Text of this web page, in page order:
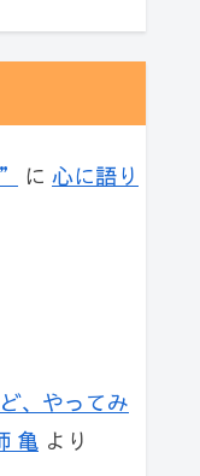
に 心に語り
、やってみ
亀 より